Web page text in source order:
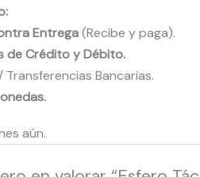
Entrega(Recibe y paga).
de Crédito y Débito.
/ Transferencias Bancarias.
aún.